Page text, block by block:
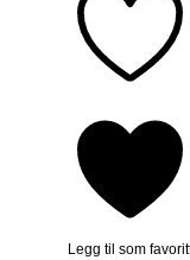
Legg til som